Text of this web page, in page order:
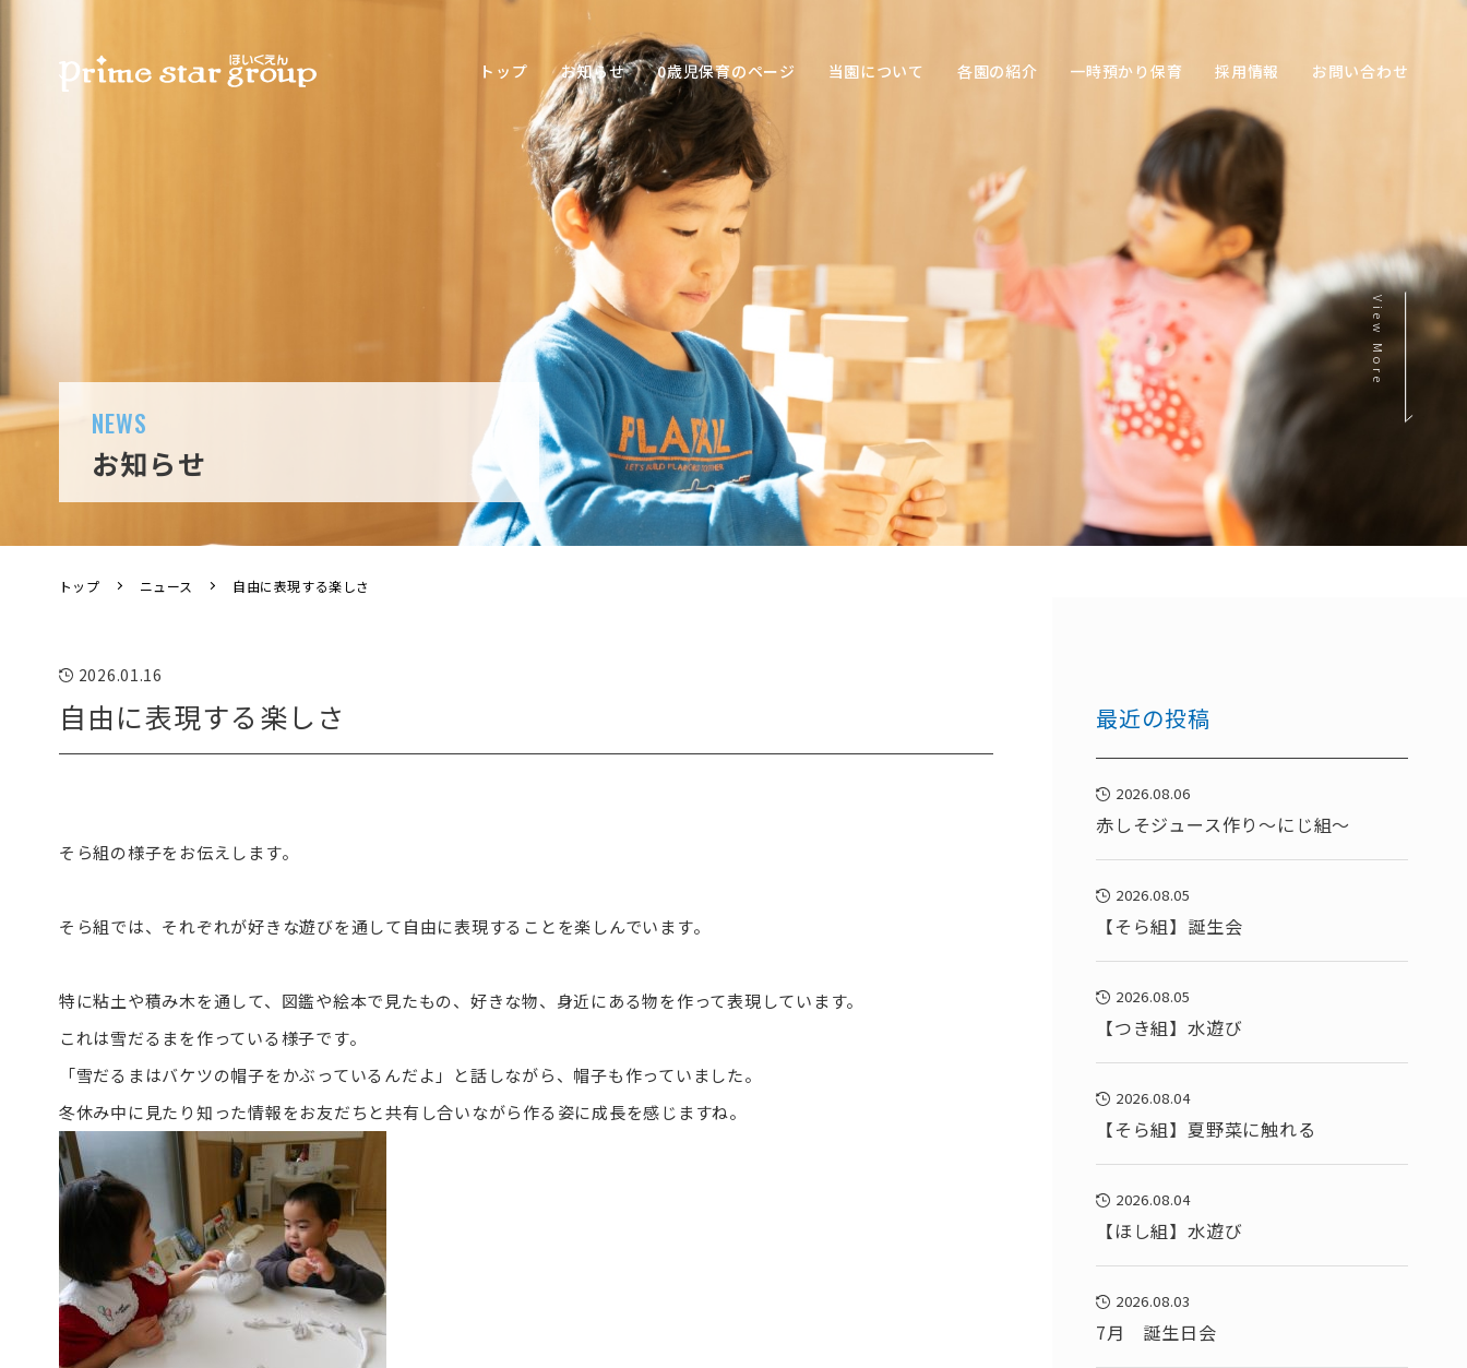
トップ お知らせ 0歳児保育のページ 当園について
環境
色
各園の紹介 一時預かり保育 採用情報 お問い合わせ
NEWS
お知らせ
View More
トップ ニュース 自由に表現する楽しさ
2026.01.16
自由に表現する楽しさ
そら組の様子をお伝えします。
そら組では、それぞれが好きな遊びを通して自由に表現することを楽しんでいます。
特に粘土や積み木を通して、図鑑や絵本で見たもの、好きな物、身近にある物を作って表現しています。
これは雪だるまを作っている様子です。
「雪だるまはバケツの帽子をかぶっているんだよ」と話しながら、帽子も作っていました。
冬休み中に見たり知った情報をお友だちと共有し合いながら作る姿に成長を感じますね。
最近の投稿
2026.08.06
赤しそジュース作り～にじ組～
2026.08.05
【そら組】誕生会
2026.08.05
【つき組】水遊び
2026.08.04
【そら組】夏野菜に触れる
2026.08.04
【ほし組】水遊び
2026.08.03
7月 誕生日会